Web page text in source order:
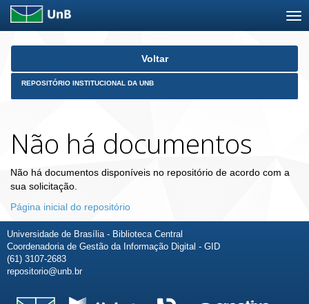
Skip
Voltar
REPOSITÓRIO INSTITUCIONAL DA UNB
Não há documentos
Não há documentos disponíveis no repositório de acordo com a
sua solicitação.
Página inicial do repositório
Universidade de Brasília - Biblioteca Central
Coordenadoria de Gestão da Informação Digital - GID
(61) 3107-2683
repositorio@unb.br